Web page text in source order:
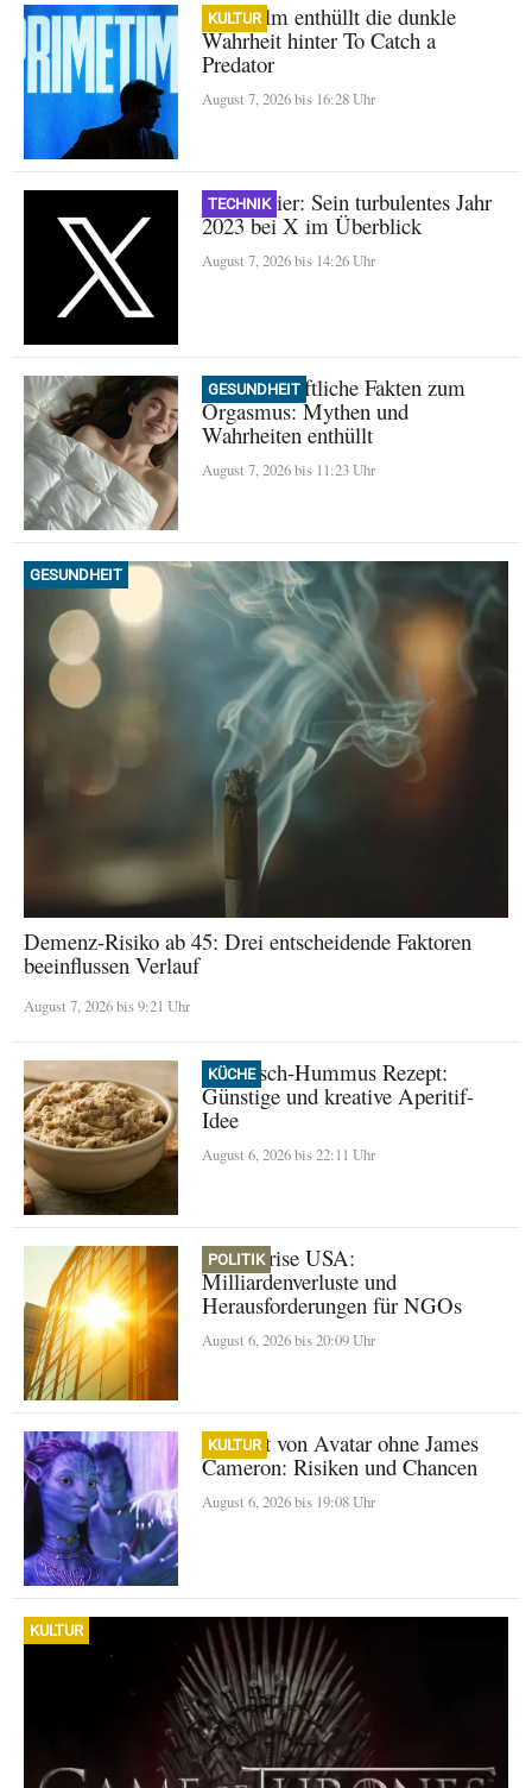
KULTUR
A24-Film enthüllt die dunkle
Wahrheit hinter To Catch a
Predator
August 7, 2026 bis 16:28 Uhr
TECHNIK
Nikita Bier: Sein turbulentes Jahr
2023 bei X im Überblick
August 7, 2026 bis 14:26 Uhr
GESUNDHEIT
Wissenschaftliche Fakten zum
Orgasmus: Mythen und
Wahrheiten enthüllt
August 7, 2026 bis 11:23 Uhr
GESUNDHEIT
Demenz-Risiko ab 45: Drei entscheidende Faktoren
beeinflussen Verlauf
August 7, 2026 bis 9:21 Uhr
KÜCHE
Thunfisch-Hummus Rezept:
Günstige und kreative Aperitif-
Idee
August 6, 2026 bis 22:11 Uhr
POLITIK
Klimakrise USA:
Milliardenverluste und
Herausforderungen für NGOs
August 6, 2026 bis 20:09 Uhr
KULTUR
Zukunft von Avatar ohne James
Cameron: Risiken und Chancen
August 6, 2026 bis 19:08 Uhr
KULTUR